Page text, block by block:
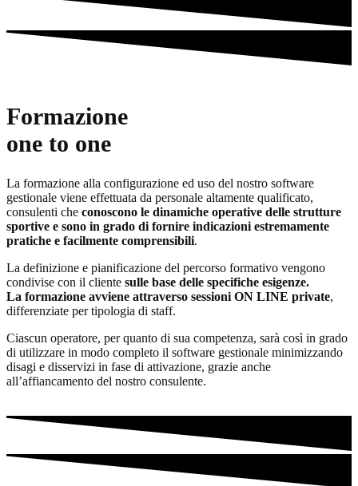
Formazione
one to one
La formazione alla configurazione ed uso del nostro software
gestionale viene effettuata da personale altamente qualificato,
consulenti che conoscono le dinamiche operative delle strutture
sportive e sono in grado di fornire indicazioni estremamente
pratiche e facilmente comprensibili.
La definizione e pianificazione del percorso formativo vengono
condivise con il cliente sulle base delle specifiche esigenze.
La formazione avviene attraverso sessioni ON LINE private,
differenziate per tipologia di staff.
Ciascun operatore, per quanto di sua competenza, sarà così in grado
di utilizzare in modo completo il software gestionale minimizzando
disagi e disservizi in fase di attivazione, grazie anche
all’affiancamento del nostro consulente.